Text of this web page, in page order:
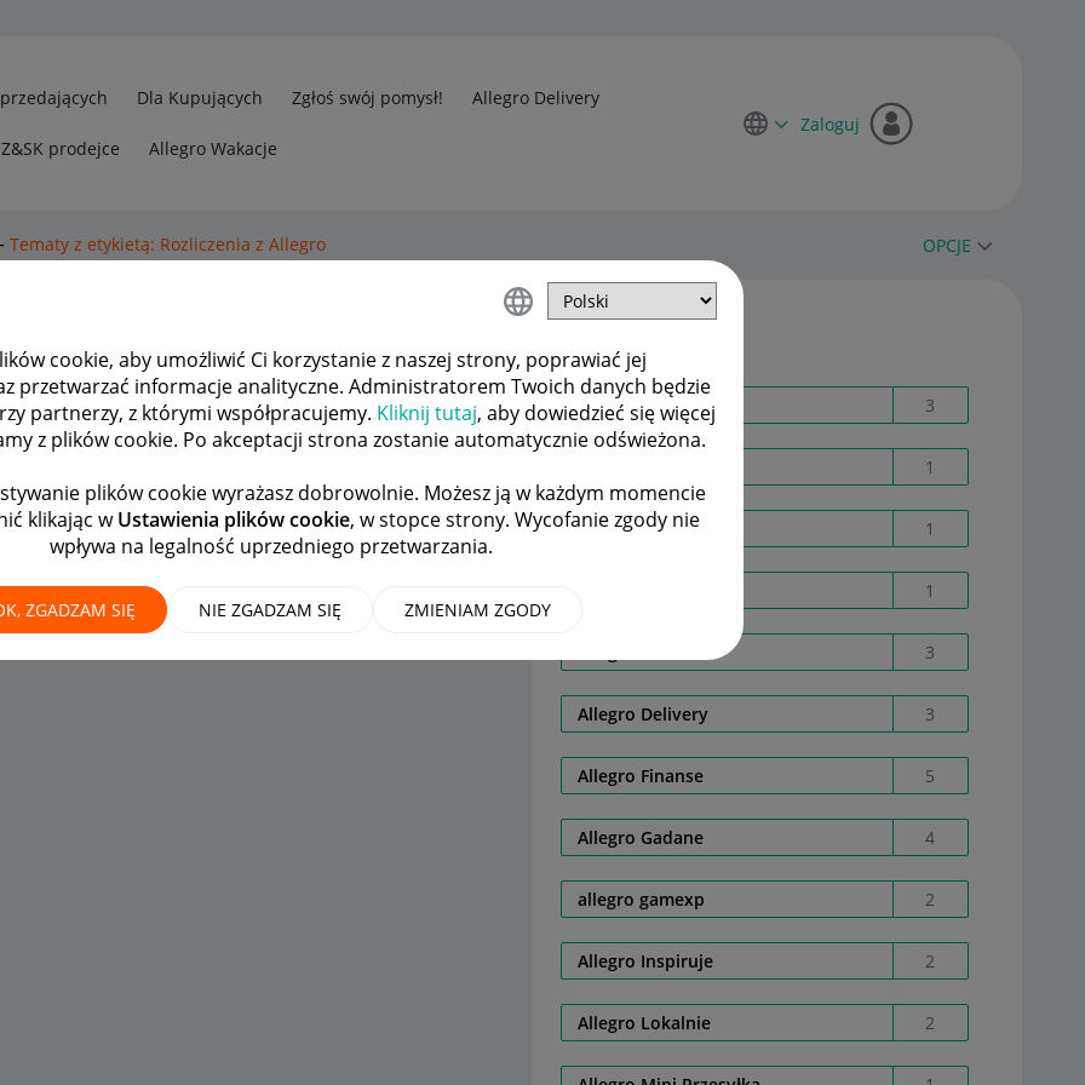
cookie, aby umożliwić Ci korzystanie z naszej strony, poprawiać jej
przetwarzać informacje analityczne. Administratorem Twoich danych będzie
partnerzy, z którymi współpracujemy. Kliknij tutaj, aby dowiedzieć się więcej
z plików cookie. Po akceptacji strona zostanie automatycznie odświeżona.
plików cookie wyrażasz dobrowolnie. Możesz ją w każdym momencie
klikając wUstawienia plików cookie, w stopce strony. Wycofanie zgody nie
wpływa na legalność uprzedniego przetwarzania.
ZGADZAM SIĘ NIE ZGADZAM SIĘ ZMIENIAM ZGODY
Dla Kupujących Zgłoś swój pomysł! Allegro Delivery
prodejce Allegro Wakacje
Zaloguj
Tematy z etykietą: Rozliczenia z Allegro OPCJE
3
ODPOWIEDZI
863
WYŚWIETLEŃ
Etykiety
Adres dostawy 3
1
Allegro AD02E4X8E0 1
1
3
Allegro Delivery 3
Allegro Finanse 5
Allegro Gadane 4
allegro gamexp 2
Allegro Inspiruje 2
Allegro Lokalnie 2